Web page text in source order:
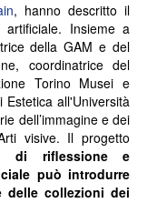
, hanno descritto il
artificiale. Insieme a
della GAM e del
coordinatrice del
Torino Musei e
all'Università
dell’immagine e dei
visive. Il progetto
di riflessione e
può introdurre
delle collezioni dei